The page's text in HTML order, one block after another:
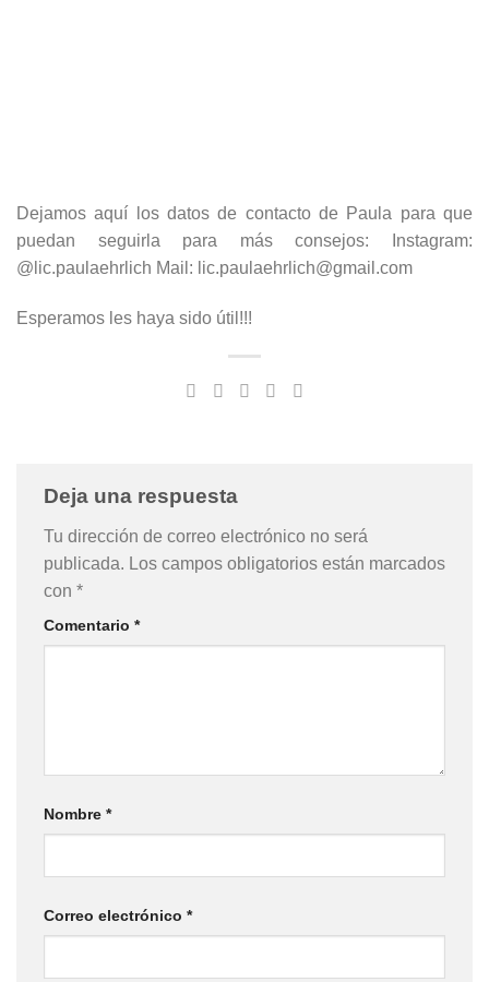
Dejamos aquí los datos de contacto de Paula para que
puedan seguirla para más consejos: Instagram:
@lic.paulaehrlich Mail: lic.paulaehrlich@gmail.com
Esperamos les haya sido útil!!!
Deja una respuesta
Tu dirección de correo electrónico no será
publicada. Los campos obligatorios están marcados
con *
Comentario *
Nombre *
Correo electrónico *